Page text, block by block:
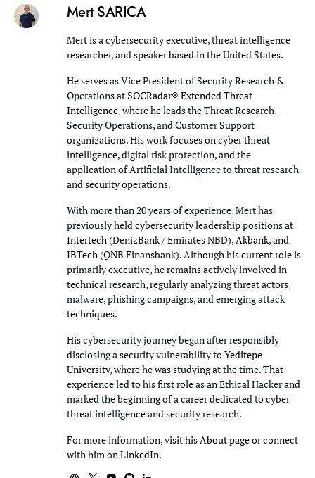
Mert SARICA
Mert is a cybersecurity executive, threat intelligence
researcher, and speaker based in the United States.
He serves as Vice President of Security Research &
Operations atSOCRadar® Extended Threat
Intelligence, where he leads the Threat Research,
Security Operations, and Customer Support
organizations. His work focuses on cyber threat
intelligence, digital risk protection, and the
application of Artificial Intelligence to threat research
and security operations.
With more than 20 years of experience, Mert has
previously held cybersecurity leadership positions at
Intertech(DenizBank / Emirates NBD),Akbank, and
IBTech(QNB Finansbank). Although his current role is
primarily executive, he remains actively involved in
technical research, regularly analyzing threat actors,
malware, phishing campaigns, and emerging attack
techniques.
His cybersecurity journey began after responsibly
disclosing a security vulnerability toYeditepe
University, where he was studying at the time. That
experience led to his first role as an Ethical Hacker and
marked the beginning of a career dedicated to cyber
threat intelligence and security research.
For more information, visit hisAbout pageor connect
with him onLinkedIn.